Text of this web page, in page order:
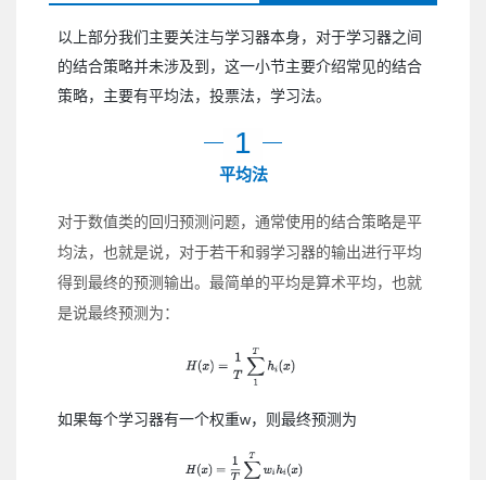
以上部分我们主要关注与学习器本身，对于学习器之间
的结合策略并未涉及到，这一小节主要介绍常见的结合
策略，主要有平均法，投票法，学习法。
1
平均法
对于数值类的回归预测问题，通常使用的结合策略是平
均法，也就是说，对于若干和弱学习器的输出进行平均
得到最终的预测输出。最简单的平均是算术平均，也就
是说最终预测为：
如果每个学习器有一个权重w，则最终预测为